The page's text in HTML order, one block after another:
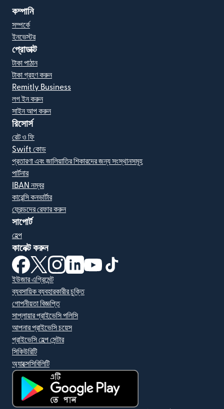
কম্পানি
সম্পর্কে
ইনভেস্টর
প্রোডাক্ট
টাকা পাঠান
টাকা গ্রহণ করুন
Remitly Business
লগ ইন করুন
সাইন আপ করুন
রিসোর্স
রেট ও ফি
Swift কোড
প্রতারণা এবং জালিয়াতির শিকারদের জন্য সংস্থানসমূহ
পার্টনার
IBAN নম্বর
কারেন্সি কনভার্টার
ফ্রেন্ডদের রেফার করুন
সাপোর্ট
হেল্প
কানেক্ট করুন
(নতুন উইন্ডোতে খুলবে)
(নতুন উইন্ডোতে খুলবে)
(নতুন উইন্ডোতে খুলবে)
(নতুন উইন্ডোতে খুলবে)
(নতুন উইন্ডোতে খুলবে)
ইউজার এগ্রিমেন্ট
ব্যবসায়িক ব্যবহারকারীর চুক্তি
গোপনীয়তা বিজ্ঞপ্তি
সাপ্লায়ার প্রাইভেসি পলিসি
আপনার প্রাইভেসি চয়েস
প্রাইভেসি হেল্প সেন্টার
সিকিউরিটি
অ্যাক্সেসিবিলিটি